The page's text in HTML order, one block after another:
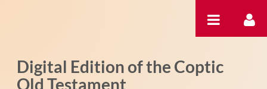
Digital Edition of the Coptic
Old Testament